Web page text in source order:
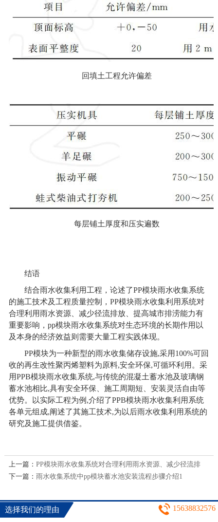
回填土工程允许偏差
每层铺土厚度和压实遍数
结语
结合雨水收集利用工程，论述了PP模块雨水收集系统
的施工技术及工程质量控制，PP模块雨水收集利用系统对
合理利用雨水资源、减少径流排放、提高城市排涝能力有
重要影响，pp模块雨水收集系统对生态环境的长期作用以
及本身的经济效益则需要大量工程实践体现。
PP模块为一种新型的雨水收集储存设施,采用100%可回
收的再生改性聚丙烯塑料为原料,安全环保,可循环利用。采
用PPB模块雨水收集系统,与传统的混凝土蓄水池及玻璃钢
蓄水池相比,具有安全环保、施工周期短、安装灵活自由等
优势。以实际工程为例,介绍了PPB模块雨水收集利用系统
各单元组成,阐述了其施工技术,为以后雨水收集利用系统的
研究及施工提供借鉴。
上一篇： PP模块雨水收集系统对合理利用雨水资源、减少径流排
放、提高城市排涝能力有重要影响1
下一篇： 雨水收集系统中pp模块蓄水池安装流程步骤介绍1
选择我们的理由 15638832576